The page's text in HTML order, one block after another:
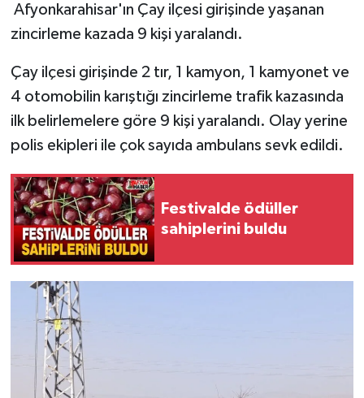
Afyonkarahisar'ın Çay ilçesi girişinde yaşanan
zincirleme kazada 9 kişi yaralandı.
Çay ilçesi girişinde 2 tır, 1 kamyon, 1 kamyonet ve
4 otomobilin karıştığı zincirleme trafik kazasında
ilk belirlemelere göre 9 kişi yaralandı. Olay yerine
polis ekipleri ile çok sayıda ambulans sevk edildi.
Festivalde ödüller
sahiplerini buldu